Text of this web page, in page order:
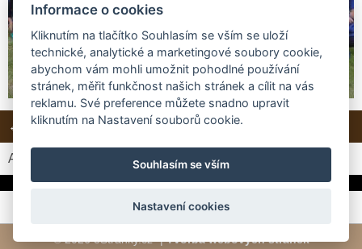
← Předchozí Další → Zpět do složky
Automatické procházení: 3 | 4| |
© 2026 eStránky.cz | Tvorba webových stránek
Informace o cookies
Kliknutím na tlačítko Souhlasím se vším se uloží
technické, analytické a marketingové soubory cookie,
abychom vám mohli umožnit pohodlné používání
stránek, měřit funkčnost našich stránek a cílit na vás
reklamu. Své preference můžete snadno upravit
kliknutím na Nastavení souborů cookie.
Souhlasím se vším
Nastavení cookies